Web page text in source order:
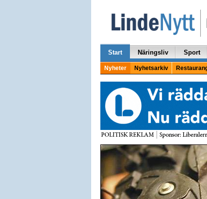
Start Näringsliv Sport
Nyheter Nyhetsarkiv